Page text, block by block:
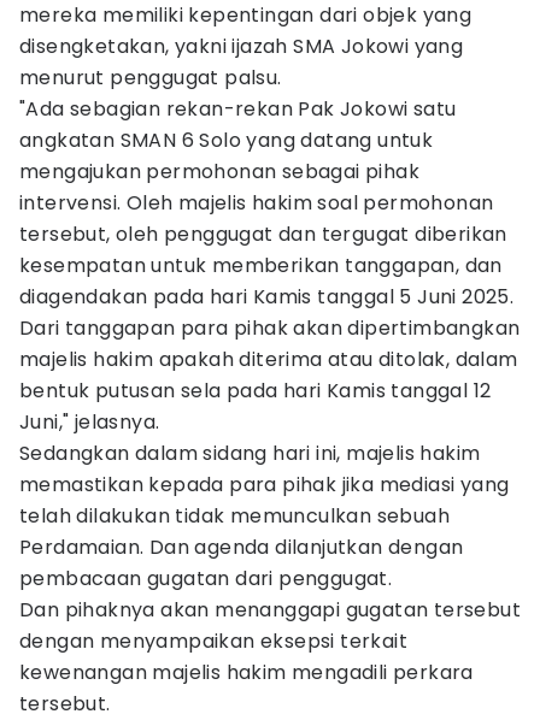
mereka memiliki kepentingan dari objek yang
disengketakan, yakni ijazah SMA Jokowi yang
menurut penggugat palsu.
"Ada sebagian rekan-rekan Pak Jokowi satu
angkatan SMAN 6 Solo yang datang untuk
mengajukan permohonan sebagai pihak
intervensi. Oleh majelis hakim soal permohonan
tersebut, oleh penggugat dan tergugat diberikan
kesempatan untuk memberikan tanggapan, dan
diagendakan pada hari Kamis tanggal 5 Juni 2025.
Dari tanggapan para pihak akan dipertimbangkan
majelis hakim apakah diterima atau ditolak, dalam
bentuk putusan sela pada hari Kamis tanggal 12
Juni," jelasnya.
Sedangkan dalam sidang hari ini, majelis hakim
memastikan kepada para pihak jika mediasi yang
telah dilakukan tidak memunculkan sebuah
Perdamaian. Dan agenda dilanjutkan dengan
pembacaan gugatan dari penggugat.
Dan pihaknya akan menanggapi gugatan tersebut
dengan menyampaikan eksepsi terkait
kewenangan majelis hakim mengadili perkara
tersebut.